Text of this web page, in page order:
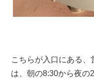
こちらが入口にある
は、朝の8:30から夜の